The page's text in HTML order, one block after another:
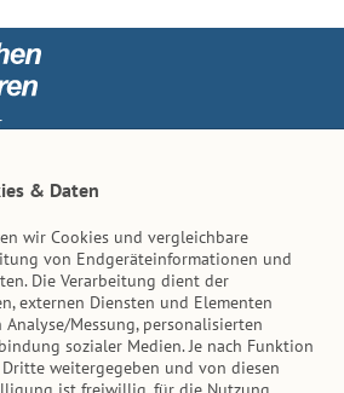
& Daten
wir Cookies und vergleichbare
von Endgeräteinformationen und
Die Verarbeitung dient der
externen Diensten und Elementen
Messung, personalisierten
sozialer Medien. Je nach Funktion
weitergegeben und von diesen